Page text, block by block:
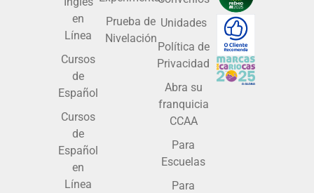
en
Línea
Cursos
de
Español
Cursos
de
Español
en
Línea
Prueba de
Nivelación
Unidades
Política de
Privacidad
Abra su
franquicia
CCAA
Para
Escuelas
Para